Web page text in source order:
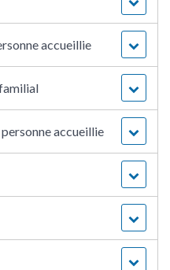
accueillie
accueillie